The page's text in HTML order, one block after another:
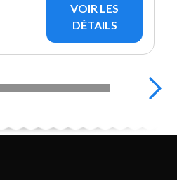
VOIR LES
DÉTAILS